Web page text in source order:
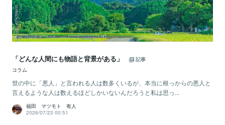
「どんな人間にも物語と背景がある」
記事
コラム
世の中に「悪人」と言われる人は数多くいるが、本当に根っからの悪人と
言えるような人は数えるほどしかいないんだろうと私は思っ...
福田 マツモト 有人
2026/07/23 00:51